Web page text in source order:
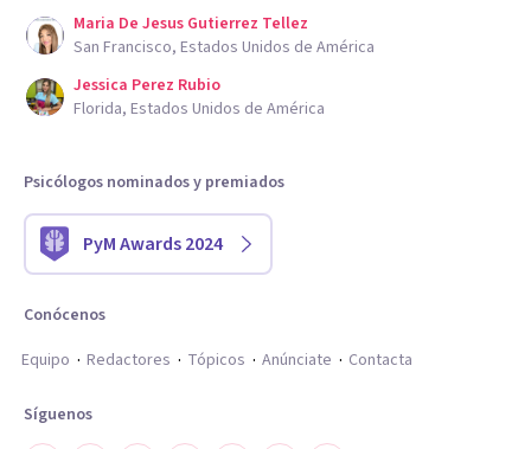
Maria De Jesus Gutierrez Tellez
San Francisco, Estados Unidos de América
Jessica Perez Rubio
Florida, Estados Unidos de América
Psicólogos nominados y premiados
PyM Awards 2024
Conócenos
Equipo
Redactores Tópicos Anúnciate Contacta
Síguenos